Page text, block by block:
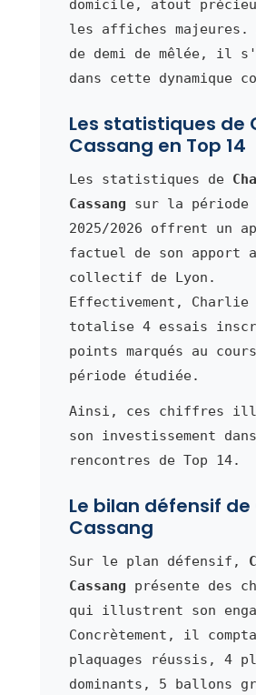
domicile, atout
les affiches majeures.
de demi de mêlée, il
dans cette dynamique
Les statistiques de
Cassang en Top 14
Les statistiques de
Cassang sur la période
2025/2026 offrent un
factuel de son apport
collectif de Lyon.
Effectivement, Charlie
totalise 4 essais
points marqués au
période étudiée.
Ainsi, ces chiffres
son investissement
rencontres de Top 14.
Le bilan défensif de
Cassang
Sur le plan défensif,
Cassang présente des
qui illustrent son
Concrètement, il
plaquages réussis, 4
dominants, 5 ballons